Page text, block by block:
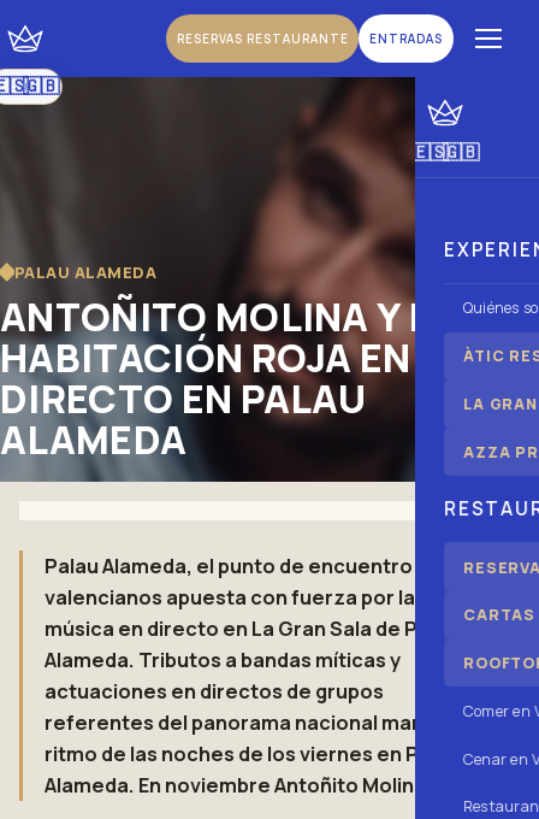
Español
|🇬🇧
Inglés
RESERVAS RESTAURANTE ENTRADAS
🇪🇸
Español
|🇬🇧
Inglés
Quiénes
ÀTIC
LA
AZZA
CARTAS
Comer en
Cenar en
PALAU ALAMEDA
ANTOÑITO MOLINA Y LA
HABITACIÓN ROJA EN
DIRECTO EN PALAU
ALAMEDA
Palau Alameda, el punto de encuentro de los
valencianos apuesta con fuerza por la
música en directo en La Gran Sala de Palau
Alameda. Tributos a bandas míticas y
actuaciones en directos de grupos
referentes del panorama nacional marcan el
ritmo de las noches de los viernes en Palau
Alameda. En noviembre Antoñito Molina y…